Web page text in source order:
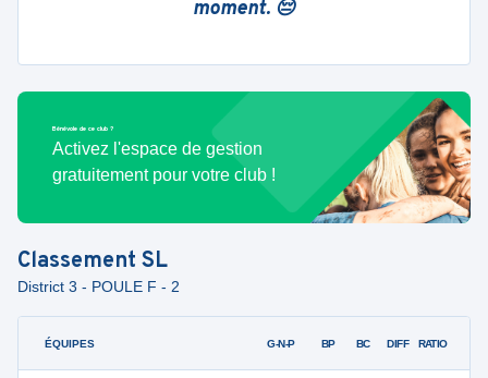
moment. 😔
Bénévole de ce club ?
Activez l'espace de gestion
gratuitement pour votre club !
Classement SL
District 3 - POULE F - 2
ÉQUIPES G-N-P BP BC DIFF RATIO